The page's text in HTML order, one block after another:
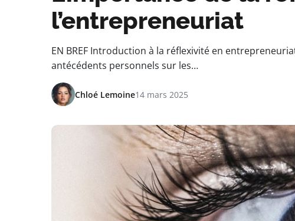
l’entrepreneuriat
EN BREF Introduction à la réflexivité en
antécédents personnels sur les…
Chloé Lemoine14 mars 2025